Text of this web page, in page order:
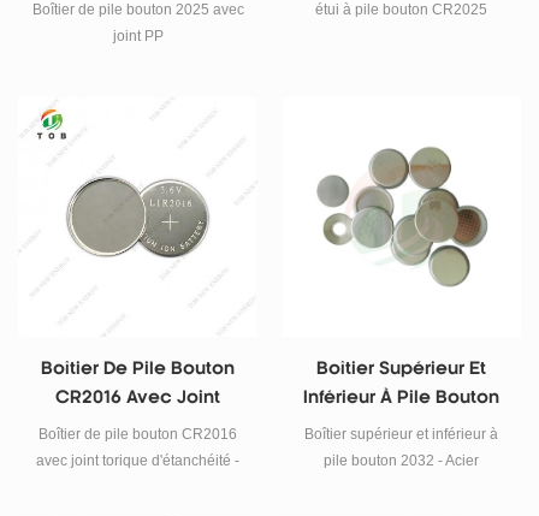
Boîtier de pile bouton 2025 avec
joint PP
étui à pile bouton CR2025
Boîtier De Pile Bouton
CR2016 Avec Joint
Torique D'étanchéité -
Acier Inoxydable 316
Boîtier de pile bouton CR2016
avec joint torique d'étanchéité -
Boîtier Supérieur Et
Inférieur À Pile Bouton
2032 - Acier Inoxydable
316
Boîtier supérieur et inférieur à
pile bouton 2032 - Acier